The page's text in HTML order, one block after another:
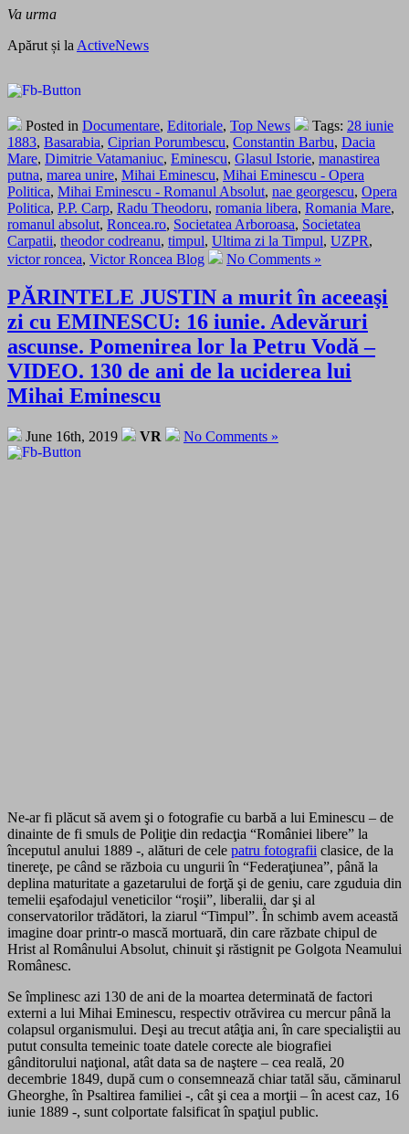
Va urma
Apărut și la ActiveNews
Posted in Documentare, Editoriale, Top News Tags: 28 iunie
1883, Basarabia, Ciprian Porumbescu, Constantin Barbu, Dacia
Mare, Dimitrie Vatamaniuc, Eminescu, Glasul Istorie, manastirea
putna, marea unire, Mihai Eminescu, Mihai Eminescu - Opera
Politica, Mihai Eminescu - Romanul Absolut, nae georgescu, Opera
Politica, P.P. Carp, Radu Theodoru, romania libera, Romania Mare,
romanul absolut, Roncea.ro, Societatea Arboroasa, Societatea
Carpatii, theodor codreanu, timpul, Ultima zi la Timpul, UZPR,
victor roncea, Victor Roncea Blog No Comments »
PĂRINTELE JUSTIN a murit în aceeaşi
zi cu EMINESCU: 16 iunie. Adevăruri
ascunse. Pomenirea lor la Petru Vodă –
VIDEO. 130 de ani de la uciderea lui
Mihai Eminescu
June 16th, 2019 VR No Comments »
Ne-ar fi plăcut să avem şi o fotografie cu barbă a lui Eminescu – de
dinainte de fi smuls de Poliţie din redacţia “României libere” la
începutul anului 1889 -, alături de cele patru fotografii clasice, de la
tinereţe, pe când se războia cu ungurii în “Federaţiunea”, până la
deplina maturitate a gazetarului de forţă şi de geniu, care zguduia din
temelii eşafodajul veneticilor “roşii”, liberalii, dar şi al
conservatorilor trădători, la ziarul “Timpul”. În schimb avem această
imagine doar printr-o mască mortuară, din care răzbate chipul de
Hrist al Românului Absolut, chinuit şi răstignit pe Golgota Neamului
Românesc.
Se împlinesc azi 130 de ani de la moartea determinată de factori
externi a lui Mihai Eminescu, respectiv otrăvirea cu mercur până la
colapsul organismului. Deşi au trecut atâţia ani, în care specialiştii au
putut consulta temeinic toate datele corecte ale biografiei
gânditorului naţional, atât data sa de naştere – cea reală, 20
decembrie 1849, după cum o consemnează chiar tatăl său, căminarul
Gheorghe, în Psaltirea familiei -, cât şi cea a morţii – în acest caz, 16
iunie 1889 -, sunt colportate falsificat în spaţiul public.